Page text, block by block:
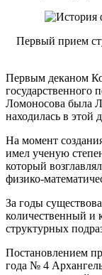
Первый прием
Первым деканом
государственного
Ломоносова была
находилась в этой
На момент
имел ученую
который
физико-
За годы
количественный и
структурных
Постановлением
года № 4